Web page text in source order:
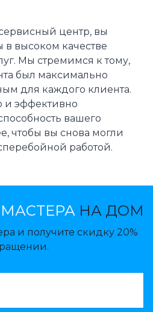
центр, вы
высоком качестве
Мы стремимся к тому,
был максимально
для каждого клиента.
и эффективно
вашего
чтобы вы снова могли
работой.
НА ДОМ
и получите скидку 20%